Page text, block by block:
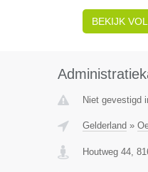
BEKIJK
Niet gevestigd
Gelderland »
Houtweg 44,